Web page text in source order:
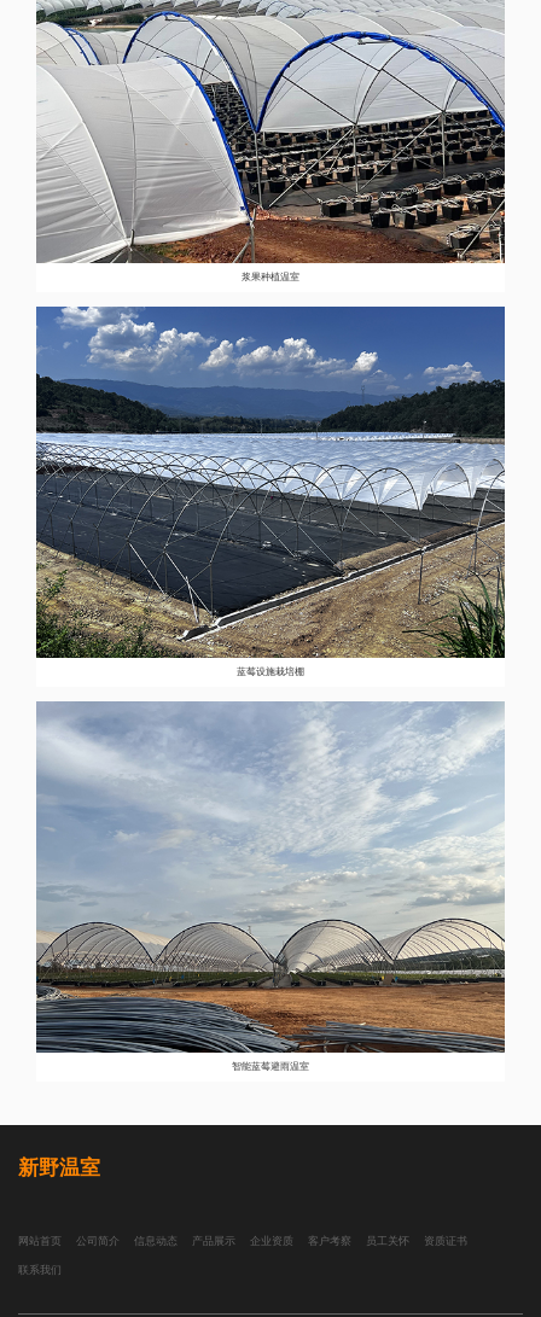
浆果种植温室
蓝莓设施栽培棚
智能蓝莓避雨温室
新野温室
网站首页 公司简介 信息动态 产品展示 企业资质 客户考察 员工关怀 资质证书
联系我们